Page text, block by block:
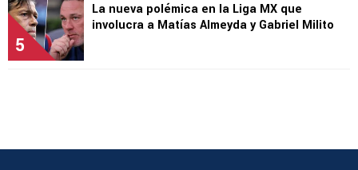
5
La nueva polémica en la Liga MX que
involucra a Matías Almeyda y Gabriel Milito